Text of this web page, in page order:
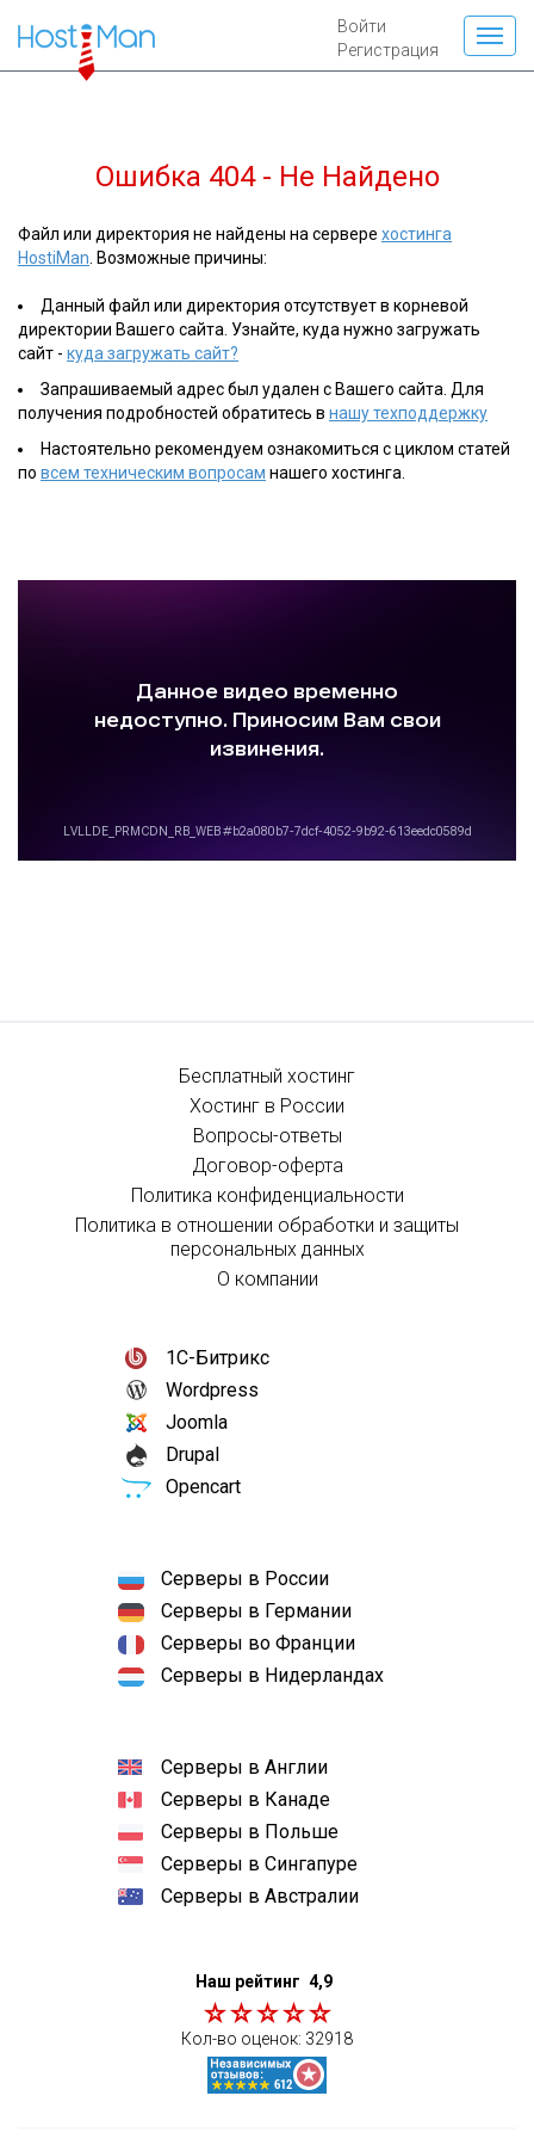
Войти
Регистрация
Ошибка 404 - Не Найдено
Файл или директория не найдены на сервере хостинга
HostiMan . Возможные причины:
Данный файл или директория отсутствует в корневой
директории Вашего сайта. Узнайте, куда нужно загружать
сайт - куда загружать сайт?
Запрашиваемый адрес был удален с Вашего сайта. Для
получения подробностей обратитесь в нашу техподдержку
Настоятельно рекомендуем ознакомиться с циклом статей
по всем техническим вопросам нашего хостинга.
Бесплатный хостинг
Хостинг в России
Вопросы-ответы
Договор-оферта
Политика конфиденциальности
Политика в отношении обработки и защиты
персональных данных
О компании
1С-Битрикс
Wordpress
Joomla
Drupal
Opencart
Серверы в России
Серверы в Германии
Серверы во Франции
Серверы в Нидерландах
Серверы в Англии
Серверы в Канаде
Серверы в Польше
Серверы в Сингапуре
Серверы в Австралии
Наш рейтинг 4,9
Кол-во оценок: 32918